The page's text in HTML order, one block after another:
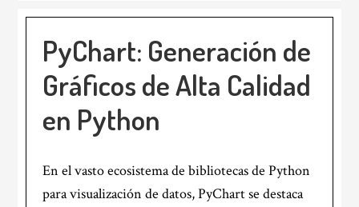
PyChart: Generación de
Gráficos de Alta Calidad
en Python
En el vasto ecosistema de bibliotecas de Python
para visualización de datos, PyChart se destaca